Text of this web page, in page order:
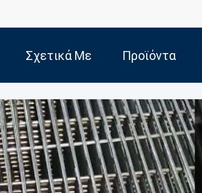
Σχετικά Με
Εμάς
Προϊόντα